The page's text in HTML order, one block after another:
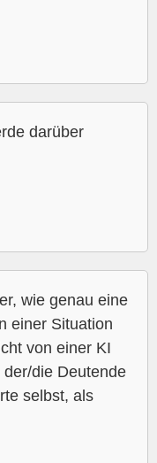
darüber
wie genau eine
einer Situation
von einer KI
die Deutende
selbst, als